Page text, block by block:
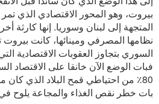
بيروت، وهو المحور الاقتصادي الذي
المتجهة إلى لبنان وسوريا. إنها كارثة
نظامها المصرفي ومينائها، كانت
السوري بتجاوز العقوبات الاقتصادية
فبات الوضع الآن خانقا على الاقتصاد
80٪ من احتياطي قمح البلاد الذي
بات خطر نقص الغذاء والمجاعة يلوح